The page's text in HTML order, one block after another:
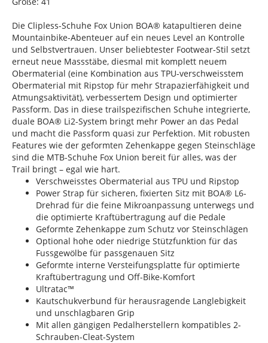
Die Clipless-Schuhe Fox Union BOA® katapultieren deine
Mountainbike-Abenteuer auf ein neues Level an Kontrolle
und Selbstvertrauen. Unser beliebtester Footwear-Stil setzt
erneut neue Massstäbe, diesmal mit komplett neuem
Obermaterial (eine Kombination aus TPU-verschweisstem
Obermaterial mit Ripstop für mehr Strapazierfähigkeit und
Atmungsaktivität), verbessertem Design und optimierter
Passform. Das in diese trailspezifischen Schuhe integrierte,
duale BOA® Li2-System bringt mehr Power an das Pedal
und macht die Passform quasi zur Perfektion. Mit robusten
Features wie der geformten Zehenkappe gegen Steinschläge
sind die MTB-Schuhe Fox Union bereit für alles, was der
Trail bringt – egal wie hart.
Verschweisstes Obermaterial aus TPU und Ripstop
Power Strap für sicheren, fixierten Sitz mit BOA® L6-
Drehrad für die feine Mikroanpassung unterwegs und
die optimierte Kraftübertragung auf die Pedale
Geformte Zehenkappe zum Schutz vor Steinschlägen
Optional hohe oder niedrige Stützfunktion für das
Fussgewölbe für passgenauen Sitz
Geformte interne Versteifungsplatte für optimierte
Kraftübertragung und Off-Bike-Komfort
Ultratac™
Kautschukverbund für herausragende Langlebigkeit
und unschlagbaren Grip
Mit allen gängigen Pedalherstellern kompatibles 2-
Schrauben-Cleat-System